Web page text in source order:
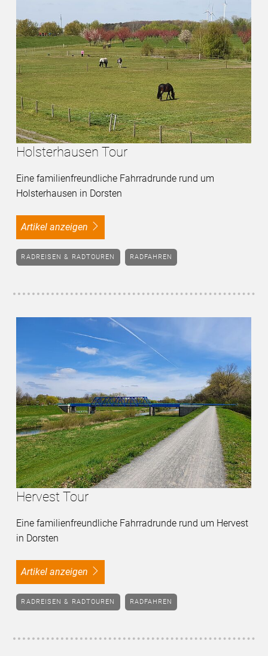
Holsterhausen Tour
Eine familienfreundliche Fahrradrunde rund um
Holsterhausen in Dorsten
Artikel anzeigen
RADREISEN & RADTOUREN RADFAHREN
Hervest Tour
Eine familienfreundliche Fahrradrunde rund um Hervest
in Dorsten
Artikel anzeigen
RADREISEN & RADTOUREN RADFAHREN